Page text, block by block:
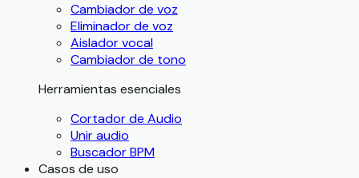
Cambiador de voz
Eliminador de voz
Aislador vocal
Cambiador de tono
Herramientas esenciales
Cortador de Audio
Unir audio
Buscador BPM
Casos de uso